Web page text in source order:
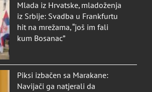
Mlada iz Hrvatske, mladoženja
iz Srbije: Svadba u Frankfurtu
hit na mrežama, “još im fali
kum Bosanac”
Piksi izbačen sa Marakane:
Navijači ga natjerali da